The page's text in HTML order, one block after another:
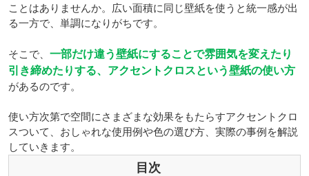
ことはありませんか。広い面積に同じ壁紙を使うと統一感が出
る一方で、単調になりがちです。
そこで、 一部だけ違う壁紙にすることで雰囲気を変えたり
引き締めたりする、アクセントクロスという壁紙の使い方
があるのです。
使い方次第で空間にさまざまな効果をもたらすアクセントクロ
スついて、おしゃれな使用例や色の選び方、実際の事例を解説
していきます。
目次